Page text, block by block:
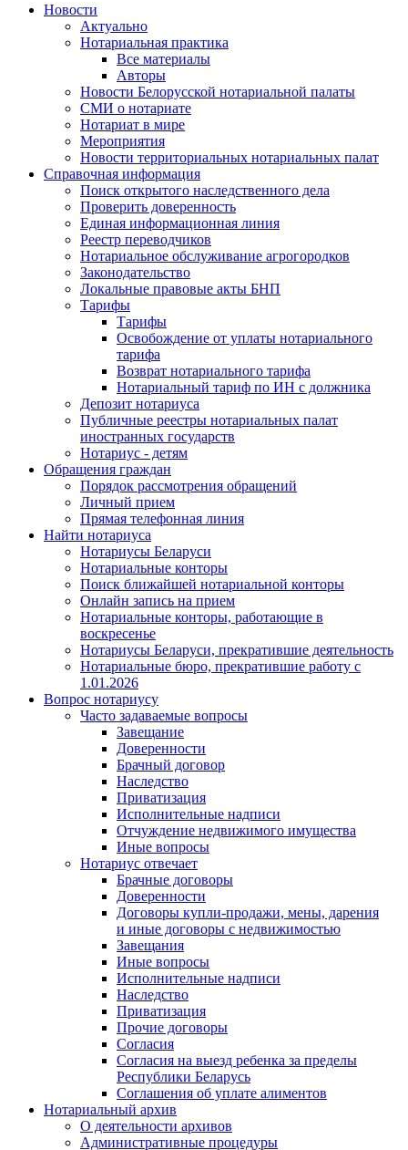
Новости
Актуально
Нотариальная практика
Все материалы
Авторы
Новости Белорусской нотариальной палаты
СМИ о нотариате
Нотариат в мире
Мероприятия
Новости территориальных нотариальных палат
Справочная информация
Поиск открытого наследственного дела
Проверить доверенность
Единая информационная линия
Реестр переводчиков
Нотариальное обслуживание агрогородков
Законодательство
Локальные правовые акты БНП
Тарифы
Тарифы
Освобождение от уплаты нотариального
тарифа
Возврат нотариального тарифа
Нотариальный тариф по ИН с должника
Депозит нотариуса
Публичные реестры нотариальных палат
иностранных государств
Нотариус - детям
Обращения граждан
Порядок рассмотрения обращений
Личный прием
Прямая телефонная линия
Найти нотариуса
Нотариусы Беларуси
Нотариальные конторы
Поиск ближайшей нотариальной конторы
Онлайн запись на прием
Нотариальные конторы, работающие в
воскресенье
Нотариусы Беларуси, прекратившие деятельность
Нотариальные бюро, прекратившие работу с
1.01.2026
Вопрос нотариусу
Часто задаваемые вопросы
Завещание
Доверенности
Брачный договор
Наследство
Приватизация
Исполнительные надписи
Отчуждение недвижимого имущества
Иные вопросы
Нотариус отвечает
Брачные договоры
Доверенности
Договоры купли-продажи, мены, дарения
и иные договоры с недвижимостью
Завещания
Иные вопросы
Исполнительные надписи
Наследство
Приватизация
Прочие договоры
Согласия
Согласия на выезд ребенка за пределы
Республики Беларусь
Соглашения об уплате алиментов
Нотариальный архив
О деятельности архивов
Административные процедуры